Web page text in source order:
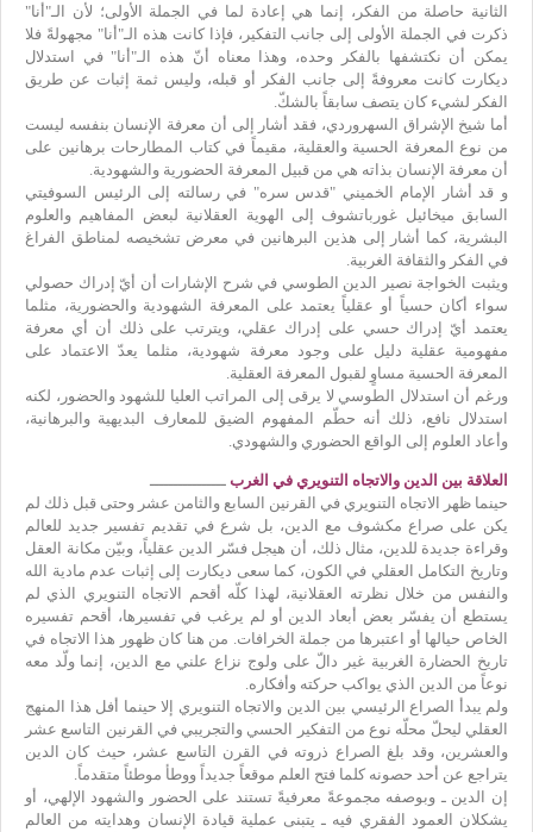
الثانية حاصلة من الفكر، إنما هي إعادة لما في الجملة الأولى؛ لأن الـ"أنا"
ذكرت في الجملة الأولى إلى جانب التفكير، فإذا كانت هذه الـ"أنا" مجهولةً فلا
يمكن أن نكتشفها بالفكر وحده، وهذا معناه أنّ هذه الـ"أنا" في استدلال
ديكارت كانت معروفةً إلى جانب الفكر أو قبله، وليس ثمة إثبات عن طريق
الفكر لشيء كان يتصف سابقاً بالشكّ.
أما شيخ الإشراق السهروردي، فقد أشار إلى أن معرفة الإنسان بنفسه ليست
من نوع المعرفة الحسية والعقلية، مقيماً في كتاب المطارحات برهانين على
أن معرفة الإنسان بذاته هي من قبيل المعرفة الحضورية والشهودية.
و قد أشار الإمام الخميني "قدس سره" في رسالته إلى الرئيس السوفيتي
السابق ميخائيل غورباتشوف إلى الهوية العقلانية لبعض المفاهيم والعلوم
البشرية، كما أشار إلى هذين البرهانين في معرض تشخيصه لمناطق الفراغ
في الفكر والثقافة الغربية.
ويثبت الخواجة نصير الدين الطوسي في شرح الإشارات أن أيّ إدراك حصولي
سواء أكان حسياً أو عقلياً يعتمد على المعرفة الشهودية والحضورية، مثلما
يعتمد أيّ إدراك حسي على إدراك عقلي، ويترتب على ذلك أن أي معرفة
مفهومية عقلية دليل على وجود معرفة شهودية، مثلما يعدّ الاعتماد على
المعرفة الحسية مساوٍ لقبول المعرفة العقلية.
ورغم أن استدلال الطوسي لا يرقى إلى المراتب العليا للشهود والحضور، لكنه
استدلال نافع، ذلك أنه حطّم المفهوم الضيق للمعارف البديهية والبرهانية،
وأعاد العلوم إلى الواقع الحضوري والشهودي.
العلاقة بين الدين والاتجاه التنويري في الغرب ــــــــــــــــ
حينما ظهر الاتجاه التنويري في القرنين السابع والثامن عشر وحتى قبل ذلك لم
يكن على صراع مكشوف مع الدين، بل شرع في تقديم تفسير جديد للعالم
وقراءة جديدة للدين، مثال ذلك، أن هيجل فسّر الدين عقلياً، وبيّن مكانة العقل
وتاريخ التكامل العقلي في الكون، كما سعى ديكارت إلى إثبات عدم مادية الله
والنفس من خلال نظرته العقلانية، لهذا كلّه أقحم الاتجاه التنويري الذي لم
يستطع أن يفسّر بعض أبعاد الدين أو لم يرغب في تفسيرها، أقحم تفسيره
الخاص حيالها أو اعتبرها من جملة الخرافات. من هنا كان ظهور هذا الاتجاه في
تاريخ الحضارة الغربية غير دالّ على ولوج نزاع علني مع الدين، إنما ولّد معه
نوعاً من الدين الذي يواكب حركته وأفكاره.
ولم يبدأ الصراع الرئيسي بين الدين والاتجاه التنويري إلا حينما أفل هذا المنهج
العقلي ليحلّ محلّه نوع من التفكير الحسي والتجريبي في القرنين التاسع عشر
والعشرين، وقد بلغ الصراع ذروته في القرن التاسع عشر، حيث كان الدين
يتراجع عن أحد حصونه كلما فتح العلم موقعاً جديداً ووطأ موطئاً متقدماً.
إن الدين ـ وبوصفه مجموعةً معرفيةً تستند على الحضور والشهود الإلهي، أو
يشكلان العمود الفقري فيه ـ يتبنى عملية قيادة الإنسان وهدايته من العالم